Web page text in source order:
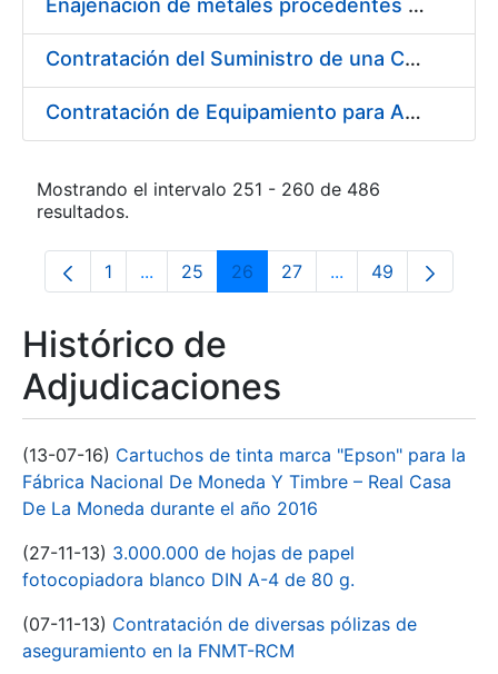
Enajenación de metales procedentes de desmonetización (9 lotes)
Contratación del Suministro de una Carretilla Eléctrica Contrapesada
Contratación de Equipamiento para Ampliación de Infraestructura de Entorno de Digitalización
Mostrando el intervalo 251 - 260 de 486
resultados.
Página
1 ...Páginas intermedias Use TAB para
Página
25 Página
26 Página
27 ...PáginasPágina
49
Histórico de
Adjudicaciones
(13-07-16) Cartuchos de tinta marca "Epson" para la
Fábrica Nacional De Moneda Y Timbre – Real Casa
De La Moneda durante el año 2016
(27-11-13) 3.000.000 de hojas de papel
fotocopiadora blanco DIN A-4 de 80 g.
(07-11-13) Contratación de diversas pólizas de
aseguramiento en la FNMT-RCM